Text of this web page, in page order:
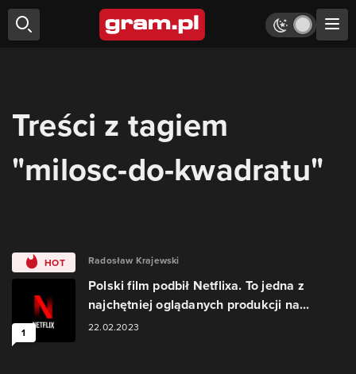
Treści z tagiem
"milosc-do-kwadratu"
HOT
1
Radosław Krajewski
Polski film podbił Netflixa. To jedna z
najchętniej oglądanych produkcji na...
22.02.2023